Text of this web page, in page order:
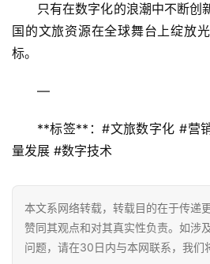
只有在数字化的浪潮中不断创
国的文旅资源在全球舞台上绽放
标。
—
**标签**：#文旅数字化 #营
量发展 #数字技术
本文系网络转载，转载目的在于传递
赞同其观点和对其真实性负责。如涉
问题，请在30日内与本网联系，我们